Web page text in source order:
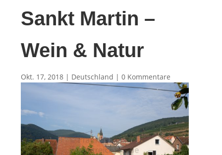
Sankt Martin –
Wein & Natur
Okt. 17, 2018 | Deutschland |0 Kommentare